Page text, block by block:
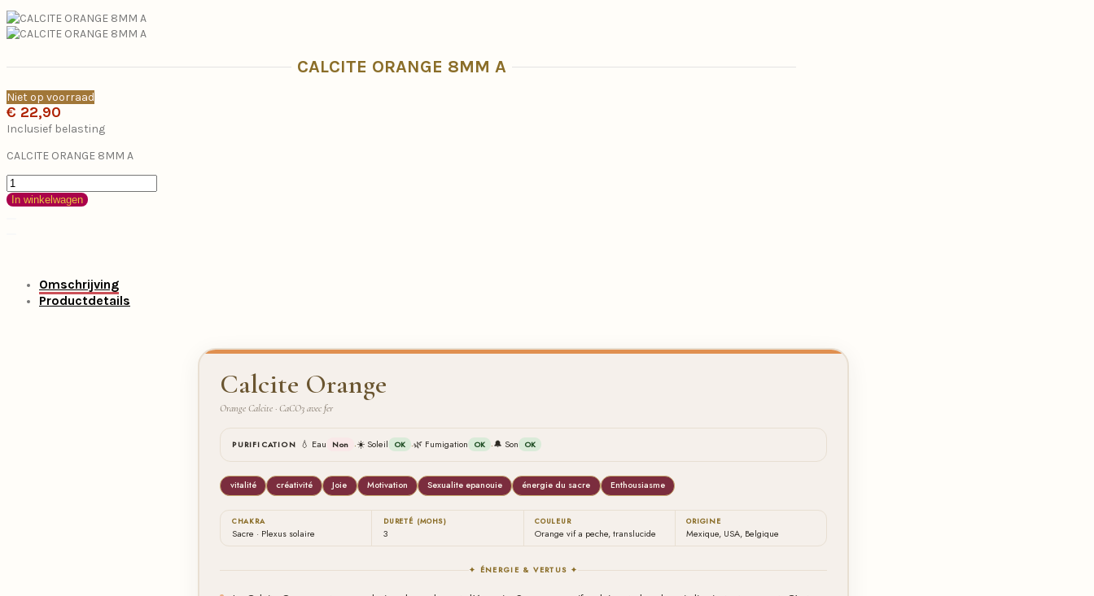
CALCITE ORANGE 8MM A
Niet op voorraad
€ 22,90
Inclusief belasting
CALCITE ORANGE 8MM A
In winkelwagen
Omschrijving
Productdetails
Calcite Orange
Orange Calcite · CaCO3 avec fer
PURIFICATION 💧 Eau Non ·☀️ Soleil OK ·🌿 Fumigation OK ·🔔 Son OK
vitalité créativité Joie Motivation Sexualite epanouie énergie du sacre Enthousiasme
CHAKRA
Sacre · Plexus solaire
DURETÉ (MOHS)
3
COULEUR
Orange vif a peche, translucide
ORIGINE
Mexique, USA, Belgique
✦ ÉNERGIE & VERTUS ✦